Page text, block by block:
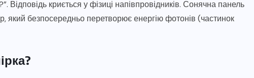
криється у фізиці напівпровідників. Сонячна панель
безпосередньо перетворює енергію фотонів (частинок